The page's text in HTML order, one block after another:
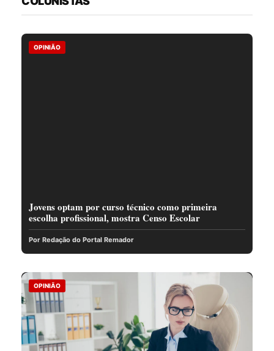
OPINIÃO
Jovens optam por curso técnico como primeira
escolha profissional, mostra Censo Escolar
Por Redação do Portal Remador
OPINIÃO